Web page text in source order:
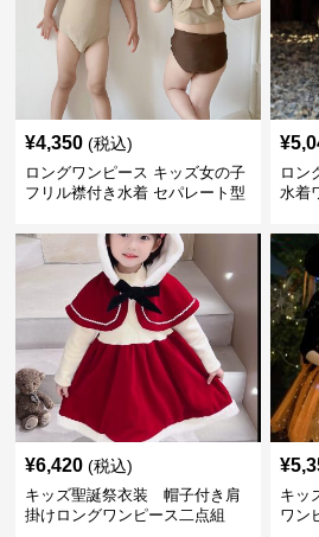
¥4,350 (税込)
ロングワンピース キッズ女の子
フリル襟付き水着 セパレート型
¥
ロン
水着
¥6,420 (税込)
キッズ聖誕祭衣装 帽子付き肩
掛けロングワンピース二点組
¥
キッ
ワン